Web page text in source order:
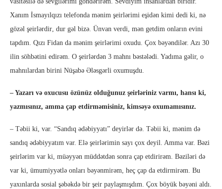
Xanım İsmayılqızı telefonda mənim şeirlərimi eşidən kimi dedi ki, nə
gözəl şeirlərdir, dur gəl bizə. Ünvan verdi, mən getdim onların evini
tapdım. Qızı Fidan da mənim şeirlərimi oxudu. Çox bəyəndilər. Azı 30
ilin söhbətini edirəm. O şeirlərdən 3 mahnı bəstələdi. Yadıma gəlir, o
mahnılardan birini Nüşabə Ələsgərli oxumuşdu.
– Yazarı və oxucusu özünüz olduğunuz şeirləriniz varmı, hansı ki,
yazmısınız, amma çap etdirməmisiniz, kimsəyə oxumamısınız.
– Təbii ki, var. “Sandıq ədəbiyyatı” deyirlər də. Təbii ki, mənim də
sandıq ədəbiyyatım var. Elə şeirlərimin sayı çox deyil. Amma var. Bəzi
şeirlərim var ki, müəyyən müddətdən sonra çap etdirirəm. Bəziləri də
var ki, ümumiyyətlə onları bəyənmirəm, heç çap da etdirmirəm. Bu
yaxınlarda sosial şəbəkdə bir şeir paylaşmışdım. Çox böyük bəyəni aldı.